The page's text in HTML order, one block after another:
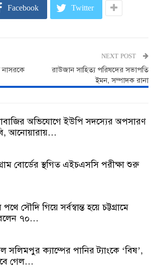
Facebook Twitter
NEXT POST
রাউজান সাহিত্য পরিষদের সভাপতি
ইমন, সম্পাদক রানা
অভিযোগে ইউপি সদস্যের অপসারণ
আনোয়ারায়…
বোর্ডের স্থগিত এইচএসসি পরীক্ষা শুরু
পথে সৌদি গিয়ে সর্বস্বান্ত হয়ে চট্টগ্রামে
৭০…
সলিমপুর ক্যাম্পের পানির ট্যাংকে ‘বিষ’,
গেল…